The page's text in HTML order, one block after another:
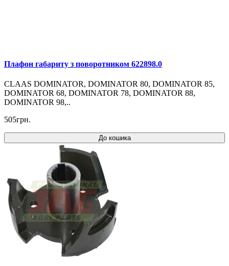
Плафон габариту з поворотником 622898.0
CLAAS DOMINATOR, DOMINATOR 80, DOMINATOR 85,
DOMINATOR 68, DOMINATOR 78, DOMINATOR 88,
DOMINATOR 98,..
505грн.
До кошика